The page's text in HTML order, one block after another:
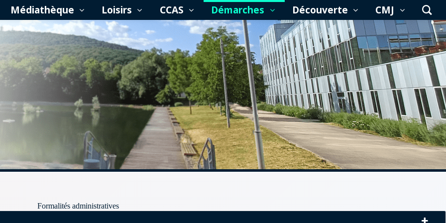
Médiathèque Loisirs CCAS Démarches Découverte CMJ
Formalités administratives